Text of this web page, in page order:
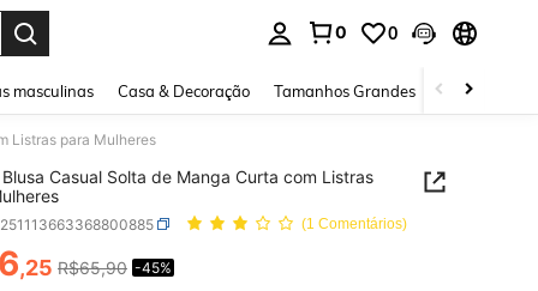
0 0
masculinas Casa & Decoração Tamanhos Grandes Joias e
Listras para Mulheres
Blusa Casual Solta de Manga Curta com Listras
(1 Comentários)
AND AVAILABILITY
,25 R$65,90 -45%